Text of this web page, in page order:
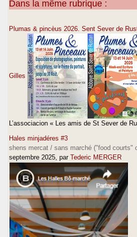
Dans la même rubrique :
Plumas & pincèus 2026. Sent Sever de
Gilles
L’associacion « Les amis de St Sever de
Hales minjadéres #3
shens mercat / sans marché ("food courts"
septembre 2025 , par Tederic MERGER